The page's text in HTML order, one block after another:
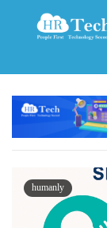
humanly